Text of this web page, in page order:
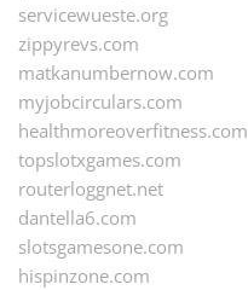
servicewueste.org
zippyrevs.com
matkanumbernow.com
myjobcirculars.com
healthmoreoverfitness.com
topslotxgames.com
routerloggnet.net
dantella6.com
slotsgamesone.com
hispinzone.com